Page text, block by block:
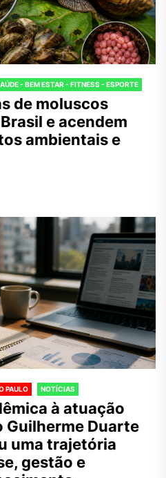
- BEM ESTAR - FITNESS - ESPORTE
de moluscos
e acendem
ambientais e
PAULO NOTÍCIAS
à atuação
Duarte
uma trajetória
gestão e